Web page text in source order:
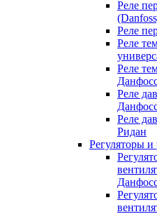
Реле
Реле
Реле
Реле
Реле
Реле
Ридан
Регуляторы и